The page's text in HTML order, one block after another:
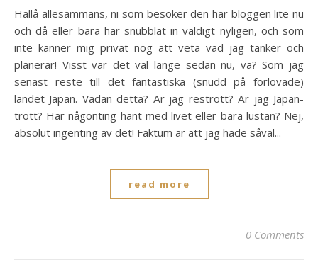
Hallå allesammans, ni som besöker den här bloggen lite nu
och då eller bara har snubblat in väldigt nyligen, och som
inte känner mig privat nog att veta vad jag tänker och
planerar! Visst var det väl länge sedan nu, va? Som jag
senast reste till det fantastiska (snudd på förlovade)
landet Japan. Vadan detta? Är jag restrött? Är jag Japan-
trött? Har någonting hänt med livet eller bara lustan? Nej,
absolut ingenting av det! Faktum är att jag hade såväl...
read more
0 Comments